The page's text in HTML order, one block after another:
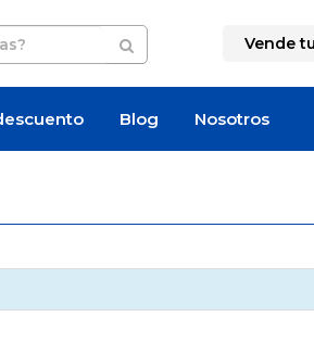
Vende
Blog Nosotros